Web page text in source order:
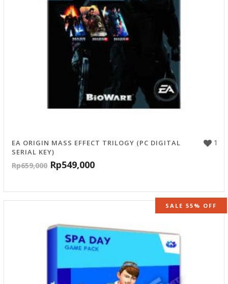
1
EA ORIGIN MASS EFFECT TRILOGY (PC DIGITAL
SERIAL KEY)
Rp659,000 Rp549,000
SALE 55% OFF